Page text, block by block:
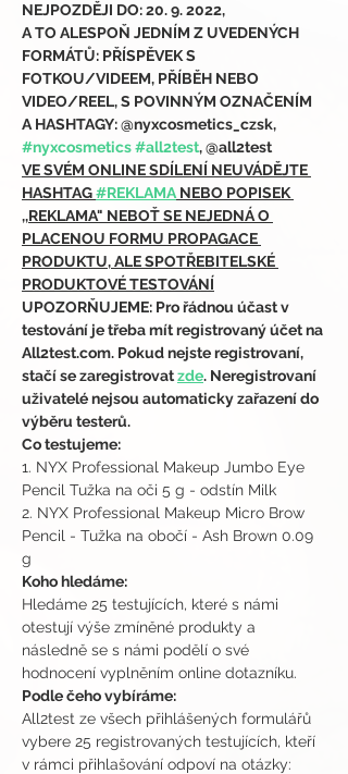
NEJPOZDĚJI DO: 20. 9. 2022,
A TO ALESPOŇ JEDNÍM Z UVEDENÝCH
FORMÁTŮ: PŘÍSPĚVEK S
FOTKOU/VIDEEM, PŘÍBĚH NEBO
VIDEO/REEL, S POVINNÝM OZNAČENÍM
A HASHTAGY: @nyxcosmetics_czsk,
#nyxcosmetics#all2test, @all2test
VE SVÉM ONLINE SDÍLENÍ NEUVÁDĚJTE
HASHTAG #REKLAMA NEBO POPISEK
,,REKLAMA" NEBOŤ SE NEJEDNÁ O
PLACENOU FORMU PROPAGACE
PRODUKTU, ALE SPOTŘEBITELSKÉ
PRODUKTOVÉ TESTOVÁNÍ
UPOZORŇUJEME: Pro řádnou účast v
testování je třeba mít registrovaný účet na
All2test.com. Pokud nejste registrovaní,
stačí se zaregistrovat zde. Neregistrovaní
uživatelé nejsou automaticky zařazení do
výběru testerů.
Co testujeme:
1. NYX Professional Makeup Jumbo Eye
Pencil Tužka na oči 5 g - odstín Milk
2. NYX Professional Makeup Micro Brow
Pencil - Tužka na obočí - Ash Brown 0.09
g
Koho hledáme:
Hledáme 25 testujících, které s námi
otestují výše zmíněné produkty a
následně se s námi podělí o své
hodnocení vyplněním online dotazníku.
Podle čeho vybíráme:
All2test ze všech přihlášených formulářů
vybere 25 registrovaných testujících, kteří
v rámci přihlašování odpoví na otázky: